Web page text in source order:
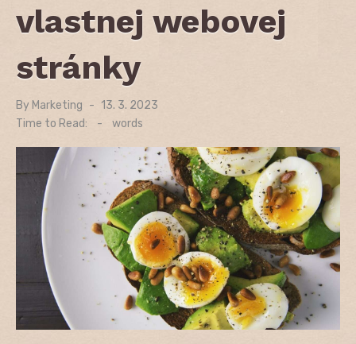
vlastnej webovej
stránky
By Marketing
Posted
on
13. 3. 2023
Time to Read:
- words